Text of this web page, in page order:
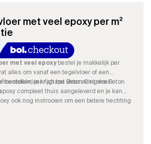
met veel epoxy per m²
met veel epoxybestel je makkelijk per
alles om vanaf een tegelvloer of een
/ chape vloer een gave Beton
bestellen, je krijgt het Beton Ciré vloer
compleet thuis aangeleverd en je kan
ook nog instrooien om een betere hechting